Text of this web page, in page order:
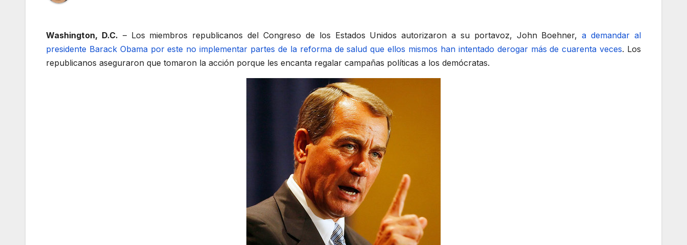
Washington, D.C. – Los miembros republicanos del Congreso de los Estados Unidos autorizaron a su portavoz, John Boehner,a demandar al
presidente Barack Obama por este no implementar partes de la reforma de salud que ellos mismos han intentado derogar más de cuarenta veces. Los
republicanos aseguraron que tomaron la acción porque les encanta regalar campañas políticas a los demócratas.